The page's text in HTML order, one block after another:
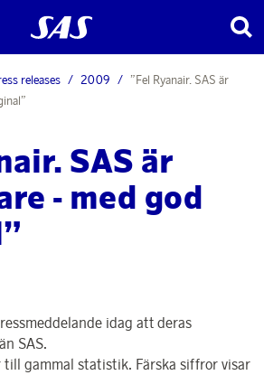
releases 2009
”Fel Ryanair. SAS är
SAS är
- med god
idag att deras
SAS.
till gammal statistik. Färska siffror visar